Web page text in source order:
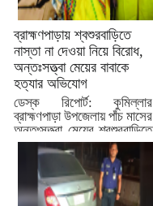
ব্রাহ্মণপাড়ায় শ্বশুরবাড়িতে
নাস্তা না দেওয়া নিয়ে বিরোধ,
অন্তঃসত্ত্বা মেয়ের বাবাকে
হত্যার অভিযোগ
ডেস্ক রিপোর্ট: কুমিল্লার
ব্রাহ্মণপাড়া উপজেলায় পাঁচ মাসের
অন্তঃসত্ত্বা মেয়ের শ্বশুরবাড়িতে
নাস্তা না দেওয়া নিয়ে বিরোধের...